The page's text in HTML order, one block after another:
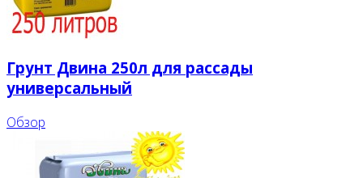
Грунт Двина 250л для рассады
универсальный
Обзор